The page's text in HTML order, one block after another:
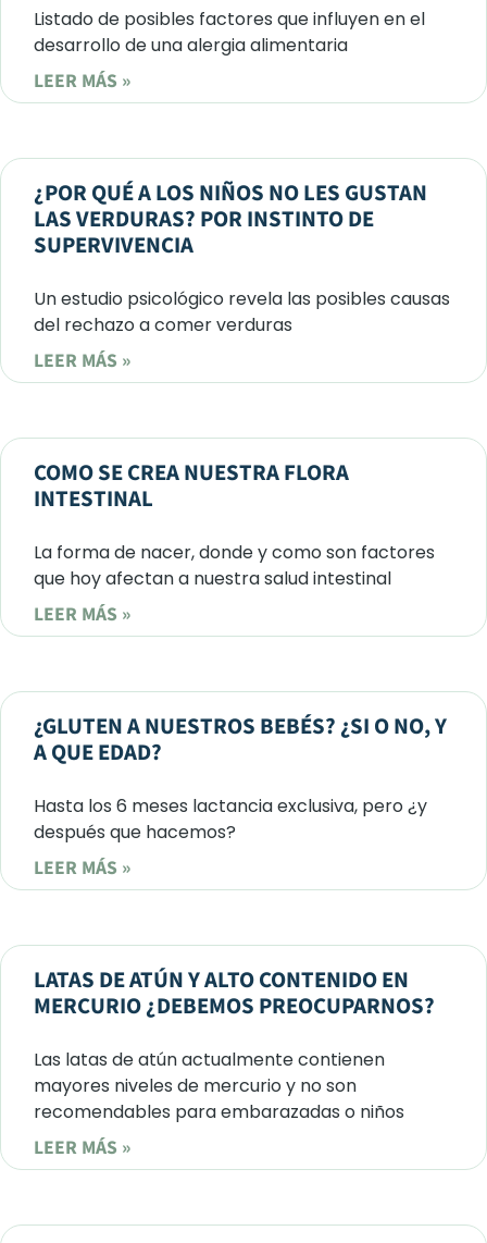
Listado de posibles factores que influyen en el
desarrollo de una alergia alimentaria
LEER MÁS »
¿POR QUÉ A LOS NIÑOS NO LES GUSTAN
LAS VERDURAS? POR INSTINTO DE
SUPERVIVENCIA
Un estudio psicológico revela las posibles causas
del rechazo a comer verduras
LEER MÁS »
COMO SE CREA NUESTRA FLORA
INTESTINAL
La forma de nacer, donde y como son factores
que hoy afectan a nuestra salud intestinal
LEER MÁS »
¿GLUTEN A NUESTROS BEBÉS? ¿SI O NO, Y
A QUE EDAD?
Hasta los 6 meses lactancia exclusiva, pero ¿y
después que hacemos?
LEER MÁS »
LATAS DE ATÚN Y ALTO CONTENIDO EN
MERCURIO ¿DEBEMOS PREOCUPARNOS?
Las latas de atún actualmente contienen
mayores niveles de mercurio y no son
recomendables para embarazadas o niños
LEER MÁS »